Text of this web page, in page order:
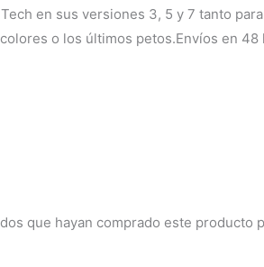
en sus versiones 3, 5 y 7 tanto
o los últimos petos.Envíos en
que hayan comprado este producto